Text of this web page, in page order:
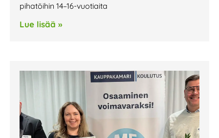
pihatöihin 14–16-vuotiaita
Lue lisää »